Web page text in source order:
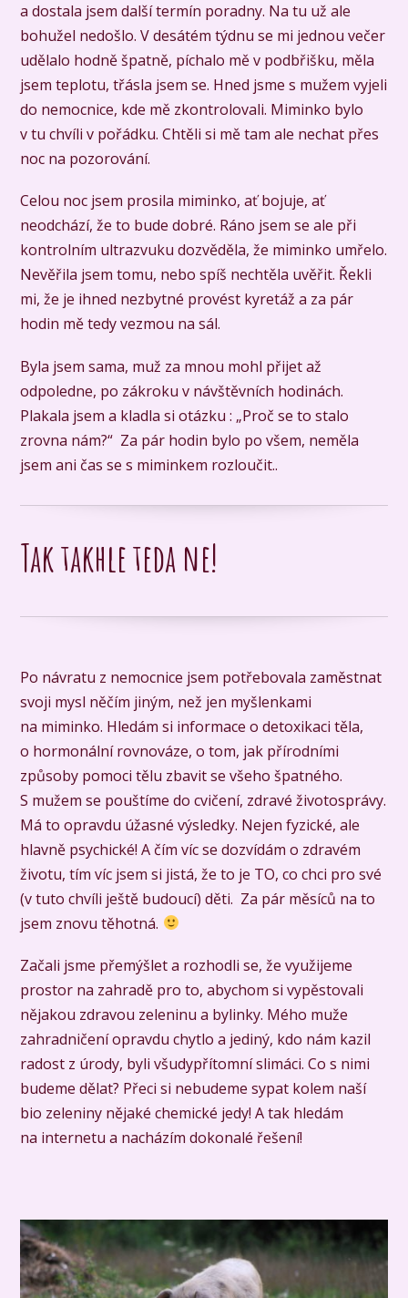
a dostala jsem další termín poradny. Na tu už ale
bohužel nedošlo. V desátém týdnu se mi jednou večer
udělalo hodně špatně, píchalo mě v podbřišku, měla
jsem teplotu, třásla jsem se. Hned jsme s mužem vyjeli
do nemocnice, kde mě zkontrolovali. Miminko bylo
v tu chvíli v pořádku. Chtěli si mě tam ale nechat přes
noc na pozorování.
Celou noc jsem prosila miminko, ať bojuje, ať
neodchází, že to bude dobré. Ráno jsem se ale při
kontrolním ultrazvuku dozvěděla, že miminko umřelo.
Nevěřila jsem tomu, nebo spíš nechtěla uvěřit. Řekli
mi, že je ihned nezbytné provést kyretáž a za pár
hodin mě tedy vezmou na sál.
Byla jsem sama, muž za mnou mohl přijet až
odpoledne, po zákroku v návštěvních hodinách.
Plakala jsem a kladla si otázku : „Proč se to stalo
zrovna nám?“ Za pár hodin bylo po všem, neměla
jsem ani čas se s miminkem rozloučit..
Tak takhle teda ne!
Po návratu z nemocnice jsem potřebovala zaměstnat
svoji mysl něčím jiným, než jen myšlenkami
na miminko. Hledám si informace o detoxikaci těla,
o hormonální rovnováze, o tom, jak přírodními
způsoby pomoci tělu zbavit se všeho špatného.
S mužem se pouštíme do cvičení, zdravé životosprávy.
Má to opravdu úžasné výsledky. Nejen fyzické, ale
hlavně psychické! A čím víc se dozvídám o zdravém
životu, tím víc jsem si jistá, že to je TO, co chci pro své
(v tuto chvíli ještě budoucí) děti. Za pár měsíců na to
jsem znovu těhotná.
Začali jsme přemýšlet a rozhodli se, že využijeme
prostor na zahradě pro to, abychom si vypěstovali
nějakou zdravou zeleninu a bylinky. Mého muže
zahradničení opravdu chytlo a jediný, kdo nám kazil
radost z úrody, byli všudypřítomní slimáci. Co s nimi
budeme dělat? Přeci si nebudeme sypat kolem naší
bio zeleniny nějaké chemické jedy! A tak hledám
na internetu a nacházím dokonalé řešení!